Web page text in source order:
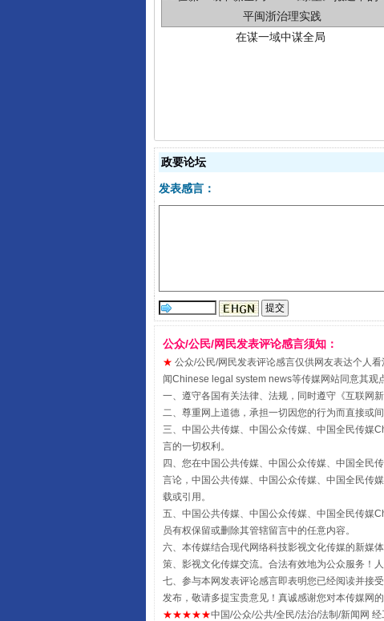
“刷贴”乱象丛生
揭批美国五大"原罪"
政要论坛
发表感言：
公众/公民/网民发表评论感言须知：
★ 公众/公民/网民发表评论感言仅供网友表达个人
闻Chinese legal system news等传媒网站同意其观
一、遵守各国有关法律、法规，同时遵守《互联网
二、尊重网上道德，承担一切因您的行为而直接或间
三、中国公共传媒、中国公众传媒、中国全民传媒
言的一切权利。
四、您在中国公共传媒、中国公众传媒、中国全
言论，中国公共传媒、中国公众传媒、中国全民传
载或引用。
五、中国公共传媒、中国公众传媒、中国全民传媒
员有权保留或删除其管辖留言中的任意内容。
六、本传媒结合现代网络科技影视文化传媒的新媒
策、影视文化传媒交流。合法有效地为公众服务！人
七、参与本网发表评论感言即表明您已经阅读并接
发布，敬请多提宝贵意见！真诚感谢您对本传媒网
★★★★★中国/公众/公共/全民/法治/法制/新闻网